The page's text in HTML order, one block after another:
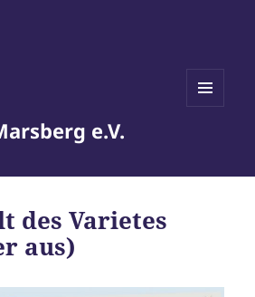
e.V.
des Varietes
aus)